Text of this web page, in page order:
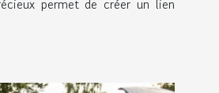
permet de créer un lien